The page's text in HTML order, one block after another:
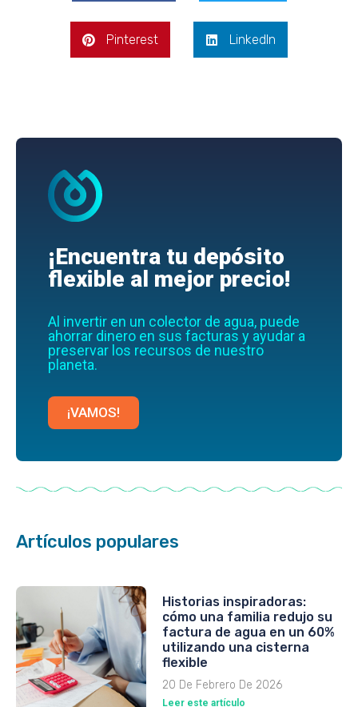
Pinterest LinkedIn
¡Encuentra tu depósito
flexible al mejor precio!
Al invertir en un colector de agua, puede
ahorrar dinero en sus facturas y ayudar a
preservar los recursos de nuestro
planeta.
¡VAMOS!
Artículos populares
Historias inspiradoras:
cómo una familia redujo su
factura de agua en un 60%
utilizando una cisterna
flexible
20 De Febrero De 2026
Leer este artículo